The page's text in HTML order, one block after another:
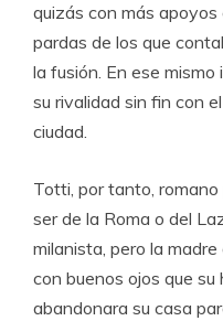
quizás con más
pardas de los que
la fusión. En ese
su rivalidad sin fin con
ciudad.
Totti, por tanto,
ser de la Roma o del
milanista, pero la
con buenos ojos que su
abandonara su casa